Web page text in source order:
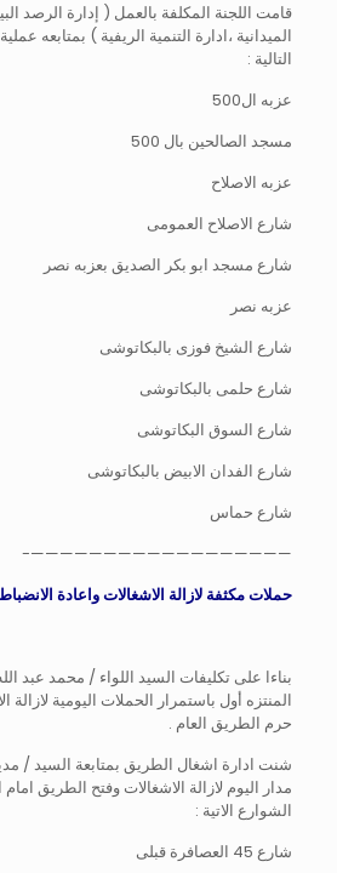
قامت اللجنة المكلفة بالعمل ( إدارة الرصد
الميدانية ،ادارة التنمية الريفية ) بمتابعه
التالية :
عزبه ال500
مسجد الصالحين بال 500
عزبه الاصلاح
شارع الاصلاح العمومى
شارع مسجد ابو بكر الصديق بعزبه نصر
عزبه نصر
شارع الشيخ فوزى بالبكاتوشى
شارع حلمى بالبكاتوشى
شارع السوق البكاتوشى
شارع الفدان الابيض بالبكاتوشى
شارع حماس
——————————————————-
حملات مكثفة لازالة الاشغالات واعادة الانضباط
بناءا على تكليفات السيد اللواء / محمد عبد
المنتزه أول باستمرار الحملات اليومية
حرم الطريق العام .
شنت ادارة اشغال الطريق بمتابعة السيد /
مدار اليوم لازالة الاشغالات وفتح الطريق
الشوارع الاتية :
شارع 45 العصافرة قبلى